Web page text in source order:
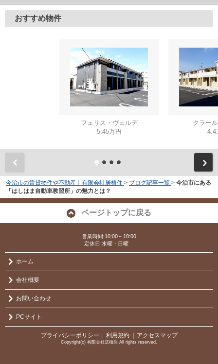
おすすめ物件
フェリス・ヴェルデ
5.45万円
クラー
4.4
今治市の賃貸物件や不動産｜有限会社居植住 > ブログ記事一覧 > 今治市にある
「はしはま自動車教習所」の魅力とは？
ページトップに戻る
営業時間:10:00～18:00
定休日:水曜・日曜
ホーム
会社概要
お問い合わせ
PCサイト
プライバシーポリシー ｜ 利用規約 ｜アクセスマップ
Copyright(c) 有限会社居植住 All rights reserved.